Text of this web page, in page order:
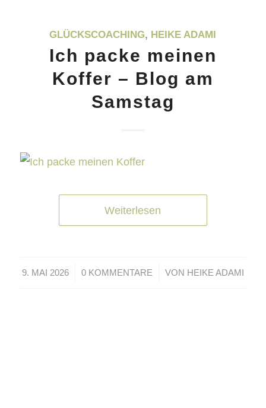
GLÜCKSCOACHING, HEIKE ADAMI
Ich packe meinen
Koffer – Blog am
Samstag
Weiterlesen
9. MAI 2026
/ 0 KOMMENTARE
/ VON HEIKE ADAMI